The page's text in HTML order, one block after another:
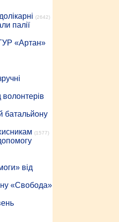
(2642)
палії
«Артан»
волонтерів
батальйону
(1577)
від
«Свобода»